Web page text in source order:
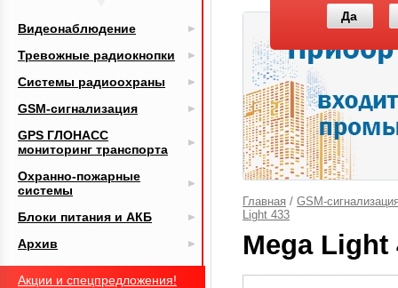
Да
Главная / GSM-
Light 433
Mega Light
Видеонаблюдение
Тревожные радиокнопки
Системы радиоохраны
GSM-сигнализация
GPS ГЛОНАСС
мониторинг транспорта
Охранно-пожарные
системы
Блоки питания и АКБ
Архив
Акции и спецпредложения!